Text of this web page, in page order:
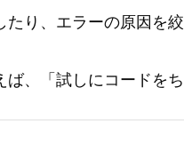
たり、エラーの原因を
ば、「試しにコードを